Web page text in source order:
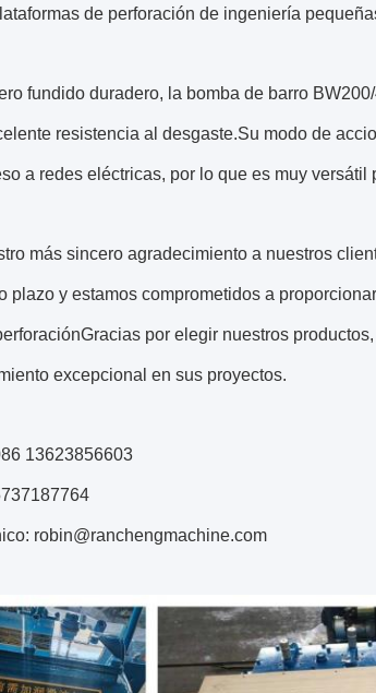
de perforación de ingeniería
fundido duradero, la bomba de barro
resistencia al desgaste.Su modo de
a redes eléctricas, por lo que es muy
más sincero agradecimiento a nuestros
plazo y estamos comprometidos a
por elegir nuestros
excepcional en sus proyectos.
13623856603
robin@ranchengmachine.com